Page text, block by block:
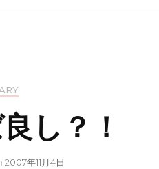
し？！
2007年11月4日